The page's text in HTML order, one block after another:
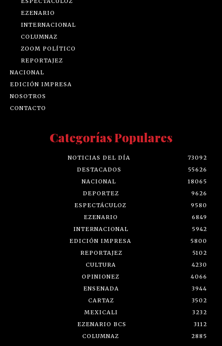
EZENARIO
INTERNACIONAL
COLUMNAZ
ZOOM POLÍTICO
REPORTAJEZ
NACIONAL
EDICIÓN IMPRESA
NOSOTROS
CONTACTO
Categorías Populares
NOTICIAS DEL DÍA
73092
DESTACADOS
55626
NACIONAL
18065
DEPORTEZ
9626
ESPECTÁCULOZ
9580
EZENARIO
6849
INTERNACIONAL
5942
EDICIÓN IMPRESA
5800
REPORTAJEZ
5102
CULTURA
4230
OPINIONEZ
4066
ENSENADA
3944
CARTAZ
3502
MEXICALI
3232
EZENARIO BCS
3112
COLUMNAZ
2885